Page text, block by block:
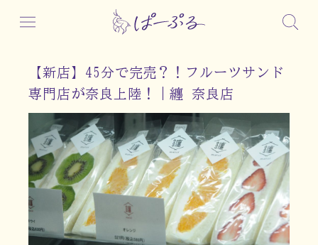
【新店】45分で完売？！フルーツサンド
専門店が奈良上陸！｜纏 奈良店